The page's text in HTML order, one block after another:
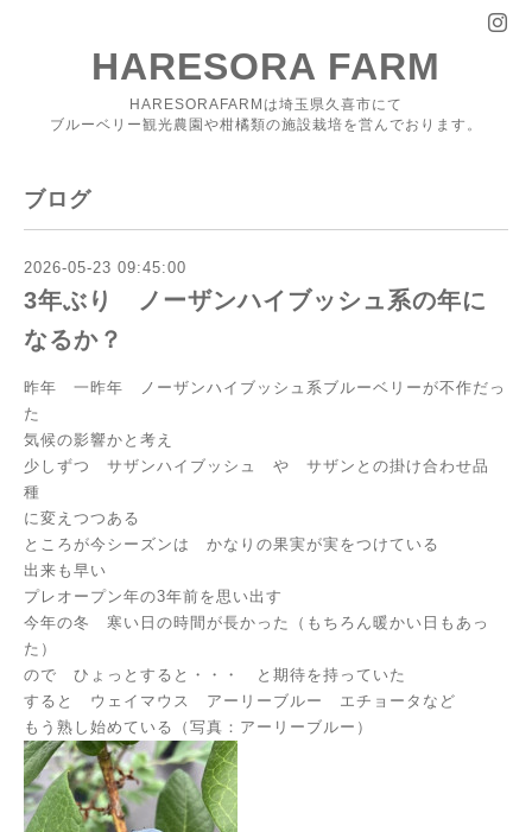
HARESORA FARM
HARESORAFARMは埼玉県久喜市にて
ブルーベリー観光農園や柑橘類の施設栽培を営んでおります。
ブログ
2026-05-23 09:45:00
3年ぶり ノーザンハイブッシュ系の年に
なるか？
昨年 一昨年 ノーザンハイブッシュ系ブルーベリーが不作だっ
た
気候の影響かと考え
少しずつ サザンハイブッシュ や サザンとの掛け合わせ品
種
に変えつつある
ところが今シーズンは かなりの果実が実をつけている
出来も早い
プレオープン年の3年前を思い出す
今年の冬 寒い日の時間が長かった（もちろん暖かい日もあっ
た）
ので ひょっとすると・・・ と期待を持っていた
すると ウェイマウス アーリーブルー エチョータなど
もう熟し始めている（写真：アーリーブルー）